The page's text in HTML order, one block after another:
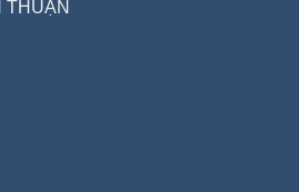
THUẬN